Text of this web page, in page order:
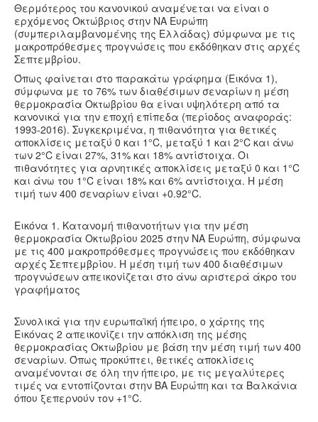
Τεχνολογία
Υγεία
Πολιτισμός
Αθλητικά
Βίντεο
Συνταγές
Θερμότερος του κανονικού αναμένεται να είναι ο
ερχόμενος Οκτώβριος στην ΝΑ Ευρώπη
(συμπεριλαμβανομένης της Ελλάδας) σύμφωνα με τις
μακροπρόθεσμες προγνώσεις που εκδόθηκαν στις αρχές
Σεπτεμβρίου.
Όπως φαίνεται στο παρακάτω γράφημα (Εικόνα 1),
σύμφωνα με το 76% των διαθέσιμων σεναρίων η μέση
θερμοκρασία Οκτωβρίου θα είναι υψηλότερη από τα
κανονικά για την εποχή επίπεδα (περίοδος αναφοράς:
1993-2016). Συγκεκριμένα, η πιθανότητα για θετικές
αποκλίσεις μεταξύ 0 και 1°C, μεταξύ 1 και 2°C και άνω
των 2°C είναι 27%, 31% και 18% αντίστοιχα. Οι
πιθανότητες για αρνητικές αποκλίσεις μεταξύ 0 και 1°C
και άνω του 1°C είναι 18% και 6% αντίστοιχα. Η μέση
τιμή των 400 σεναρίων είναι +0.92°C.
Εικόνα 1. Κατανομή πιθανοτήτων για την μέση
θερμοκρασία Οκτωβρίου 2025 στην ΝΑ Ευρώπη, σύμφωνα
με τις 400 μακροπρόθεσμες προγνώσεις που εκδόθηκαν
αρχές Σεπτεμβρίου. Η μέση τιμή των 400 διαθέσιμων
προγνώσεων απεικονίζεται στο άνω αριστερά άκρο του
γραφήματος
Συνολικά για την ευρωπαϊκή ήπειρο, ο χάρτης της
Εικόνας 2 απεικονίζει την απόκλιση της μέσης
θερμοκρασίας Οκτωβρίου με βάση την μέση τιμή των 400
σεναρίων. Όπως προκύπτει, θετικές αποκλίσεις
αναμένονται σε όλη την ήπειρο, με τις μεγαλύτερες
τιμές να εντοπίζονται στην ΒΑ Ευρώπη και τα Βαλκάνια
όπου ξεπερνούν τον +1°C.